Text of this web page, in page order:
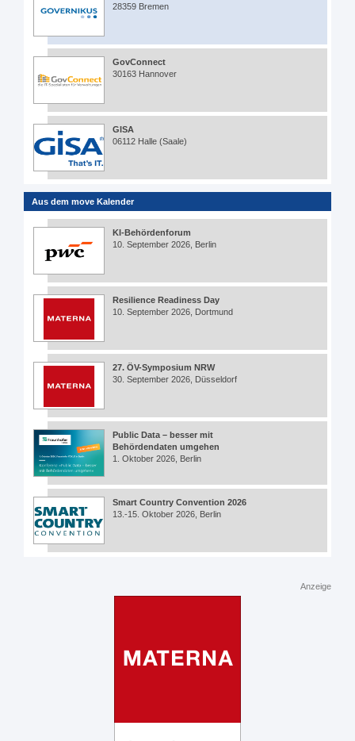
28359 Bremen
GovConnect
30163 Hannover
GISA
06112 Halle (Saale)
Aus dem move Kalender
KI-Behördenforum
10. September 2026, Berlin
Resilience Readiness Day
10. September 2026, Dortmund
27. ÖV-Symposium NRW
30. September 2026, Düsseldorf
Public Data – besser mit
Behördendaten umgehen
1. Oktober 2026, Berlin
Smart Country Convention 2026
13.-15. Oktober 2026, Berlin
Anzeige